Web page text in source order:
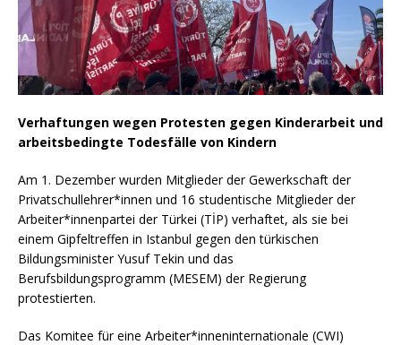
Verhaftungen wegen Protesten gegen Kinderarbeit und
arbeitsbedingte Todesfälle von Kindern
Am 1. Dezember wurden Mitglieder der Gewerkschaft der
Privatschullehrer*innen und 16 studentische Mitglieder der
Arbeiter*innenpartei der Türkei (TİP) verhaftet, als sie bei
einem Gipfeltreffen in Istanbul gegen den türkischen
Bildungsminister Yusuf Tekin und das
Berufsbildungsprogramm (MESEM) der Regierung
protestierten.
Das Komitee für eine Arbeiter*inneninternationale (CWI)